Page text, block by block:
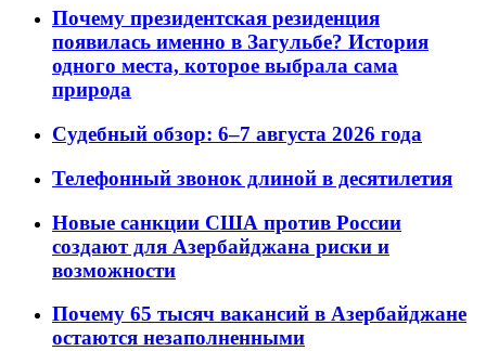
Почему президентская резиденция
появилась именно в Загульбе? История
одного места, которое выбрала сама
природа
Судебный обзор: 6–7 августа 2026 года
Телефонный звонок длиной в десятилетия
Новые санкции США против России
создают для Азербайджана риски и
возможности
Почему 65 тысяч вакансий в Азербайджане
остаются незаполненными